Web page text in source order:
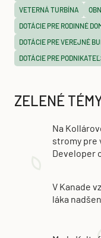
VETERNÁ TURBÍNA
DOTÁCIE PRE RODINNÉ
DOTÁCIE PRE VEREJNÉ
DOTÁCIE PRE
ZELENÉ
Na
stromy pre
Developer
V Kanade
láka